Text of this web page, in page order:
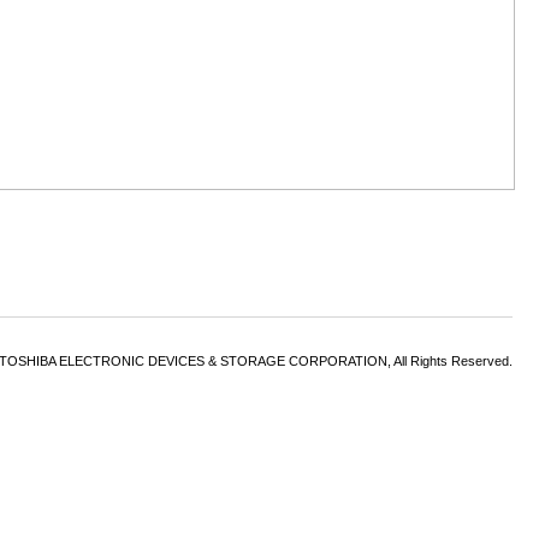
ELECTRONIC DEVICES & STORAGE CORPORATION, All Rights Reserved.